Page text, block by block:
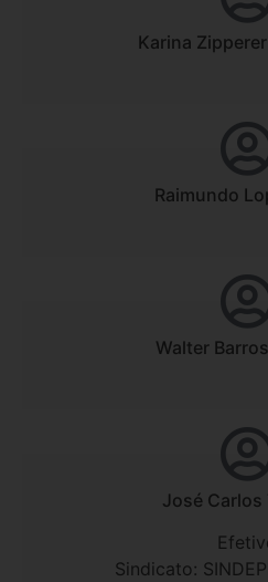
Karina
Raimundo
Walter
José Carlos
Sindicato: